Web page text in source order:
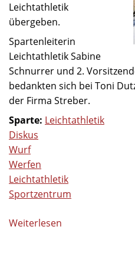
Leichtathletik
übergeben.
Spartenleiterin
Leichtathletik Sabine
Schnurrer und 2.
bedankten sich bei Toni
der Firma Streber.
Sparte: Leichtathletik
Diskus
Wurf
Werfen
Leichtathletik
Sportzentrum
Weiterlesen